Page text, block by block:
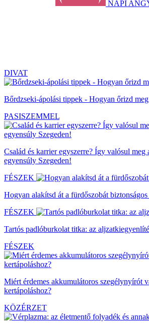
NAPI
DIVAT
Bőrdzseki-ápolási tippek - Hogyan őrizd meg
PASISZEMMEL
Család és karrier egyszerre? Így valósul meg
egyensúly Szegeden!
FÉSZEK
Hogyan alakítsd át a fürdőszobát biztonságos
FÉSZEK
Tartós padlóburkolat titka: az
FÉSZEK
Miért érdemes akkumulátoros szegélynyírót
kertápoláshoz?
KÖZÉRZET